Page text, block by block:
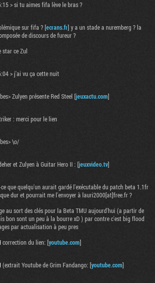
> si tu aimes fifa lève le bras ?
sur fifa ? [ecrans.fr] y a un stade a nuremberg ? la
de discours de fureur ?
star ce Zul
> j'ai vu ça cette nuit
Zulyen présente Red Steel [jeuxactu.com]
: merci pour le lien
\o/
et Zulyen à Guitar Hero II : [jeuxvideo.tv]
que quelqu'un aurait gardé l'exécutable du patch beta 1.1fr
dur et pourrait me l'envoyer à lauri2000[at]free.fr ?
au sort des clés pour la Beta TMU aujourd'hui (a partir de
bon sont un peu à la bourre xD ) par contre c'est big flood
par actualisation à peu pres
correction du lien: [youtube.com]
(extrait Youtube de Grim Fandango: [youtube.com]